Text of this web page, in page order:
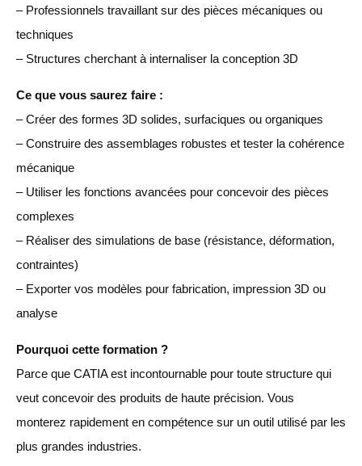
– Professionnels travaillant sur des pièces mécaniques ou
techniques
– Structures cherchant à internaliser la conception 3D
Ce que vous saurez faire :
– Créer des formes 3D solides, surfaciques ou organiques
– Construire des assemblages robustes et tester la cohérence
mécanique
– Utiliser les fonctions avancées pour concevoir des pièces
complexes
– Réaliser des simulations de base (résistance, déformation,
contraintes)
– Exporter vos modèles pour fabrication, impression 3D ou
analyse
Pourquoi cette formation ?
Parce que CATIA est incontournable pour toute structure qui
veut concevoir des produits de haute précision. Vous
monterez rapidement en compétence sur un outil utilisé par les
plus grandes industries.